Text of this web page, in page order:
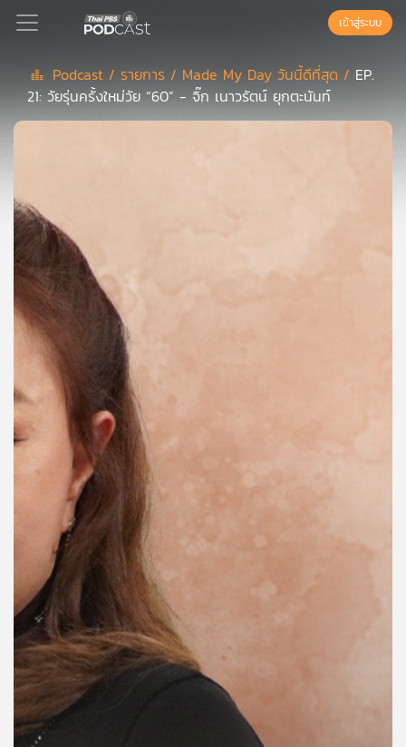
Podcast
ลิ
สต์
แนะนำ
เพล
ย์
ของ
คุณ
บทความ
ข่าว
และ
กิจกรรม
เกี่ยว
เข้าสู่ระบบ
Podcast / รายการ / Made My Day วันนี้ดีที่สุด / EP.
21: วัยรุ่นครั้งใหม่วัย “60” - จิ๊ก เนาวรัตน์ ยุกตะนันท์